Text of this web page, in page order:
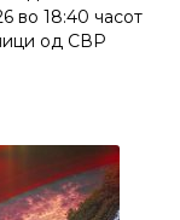
во 18:40 часот
од СВР